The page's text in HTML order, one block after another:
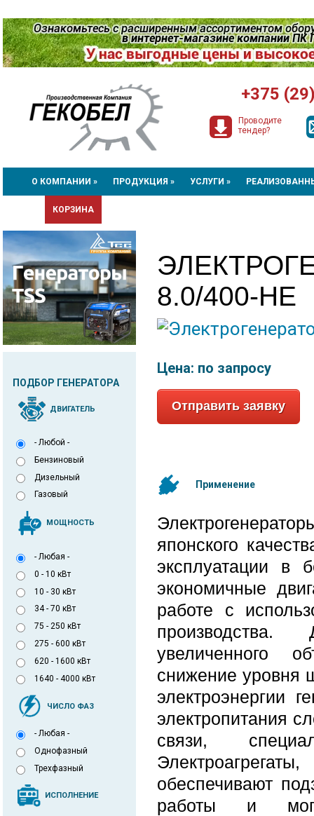
+375
Проводите
тендер?
О КОМПАНИИ » ПРОДУКЦИЯ » УСЛУГИ »
КОРЗИНА
ПОДБОР ГЕНЕРАТОРА
ДВИГАТЕЛЬ
- Любой -
Бензиновый
Дизельный
Газовый
МОЩНОСТЬ
- Любая -
0 - 10 кВт
10 - 30 кВт
34 - 70 кВт
75 - 250 кВт
275 - 600 кВт
620 - 1600 кВт
1640 - 4000 кВт
ЧИСЛО ФАЗ
- Любая -
Однофазный
Трехфазный
ИСПОЛНЕНИЕ
8.0/400-НE
Цена: по запросу
Отправить заявку
Применение
японского
эксплуатации в
экономичные
работе с
производства.
увеличенного
снижение уровня
электроэнергии
электропитания
связи,
обеспечивают
работы и